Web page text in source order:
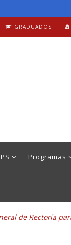
GRADUADOS
Programas
de Rectoría